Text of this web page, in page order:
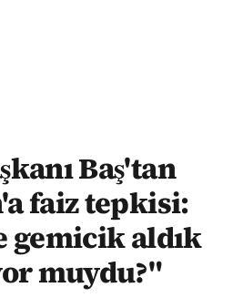
Baş'tan
faiz tepkisi:
gemicik aldık
muydu?"